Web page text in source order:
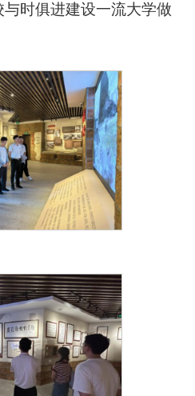
时俱进建设一流大学做